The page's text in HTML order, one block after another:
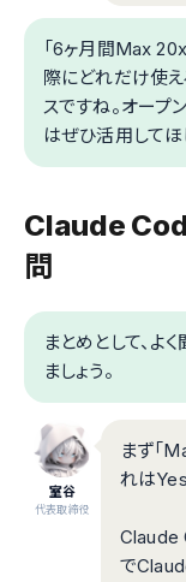
「6ヶ月間Max
際にどれだけ使
スですね。オープ
はぜひ活用してほ
Claude
問
まとめとして、よ
ましょう。
室谷
代表取締役
まず「
れはYes
Claude
で